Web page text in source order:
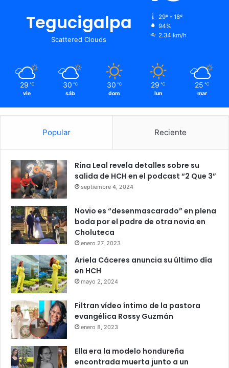
Tegucigalpa
Scattered Clouds
29º - 18º
94%
2.34 km/h
29 ℃
vie
30 ℃
sáb
30 ℃
dom
29 ℃
lun
25 ℃
mar
Popular Reciente
Rina Leal revela detalles sobre su
salida de HCH en el podcast “2 Que 3”
septiembre 4, 2024
Novio es “desenmascarado” en plena
boda por el padre de otra novia en
Choluteca
enero 27, 2023
Ariela Cáceres anuncia su último día
en HCH
mayo 2, 2024
Filtran vídeo íntimo de la pastora
evangélica Rossy Guzmán
enero 8, 2023
Ella era la modelo hondureña
encontrada muerta junto a un